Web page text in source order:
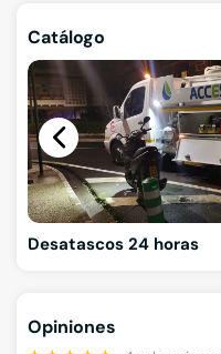
Catálogo
Desatascos 24 horas
Opiniones